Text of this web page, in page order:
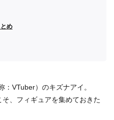
め
VTuber）のキズナアイ。
、フィギュアを集めておきた